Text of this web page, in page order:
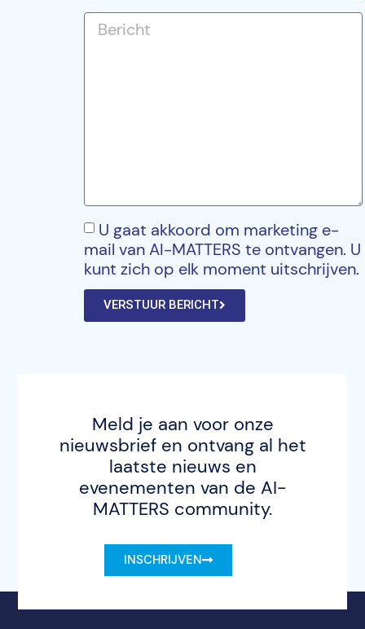
U gaat akkoord om marketing e-
mail van AI-MATTERS te ontvangen. U
kunt zich op elk moment uitschrijven.
VERSTUUR BERICHT
Meld je aan voor onze
nieuwsbrief en ontvang al het
laatste nieuws en
evenementen van de AI-
MATTERS community.
INSCHRIJVEN